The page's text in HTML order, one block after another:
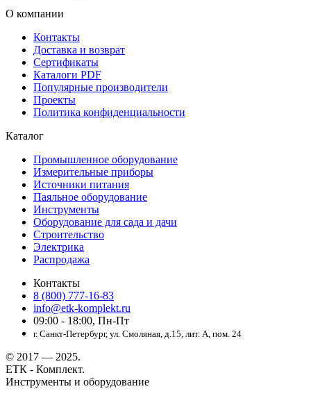
О компании
Контакты
Доставка и возврат
Сертификаты
Каталоги PDF
Популярные производители
Проекты
Политика конфиденциальности
Каталог
Промышленное оборудование
Измерительные приборы
Источники питания
Паяльное оборудование
Инструменты
Оборудование для сада и дачи
Строительство
Электрика
Распродажа
Контакты
8 (800) 777-16-83
info@etk-komplekt.ru
09:00 - 18:00, Пн-Пт
г. Санкт-Петербург, ул. Смоляная, д.15, лит. А, пом. 24
© 2017 — 2025.
ЕТК - Комплект.
Инструменты и оборудование